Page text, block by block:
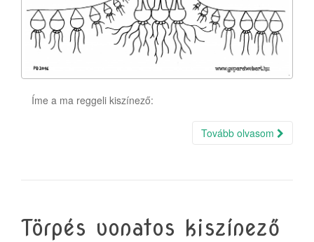
Íme a ma reggeli kiszínező:
Tovább olvasom
Törpés vonatos kiszínező